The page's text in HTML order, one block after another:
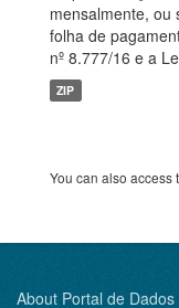
mensalmente, ou
folha de
nº 8.777/16 e a
ZIP
You can also access
About Portal de